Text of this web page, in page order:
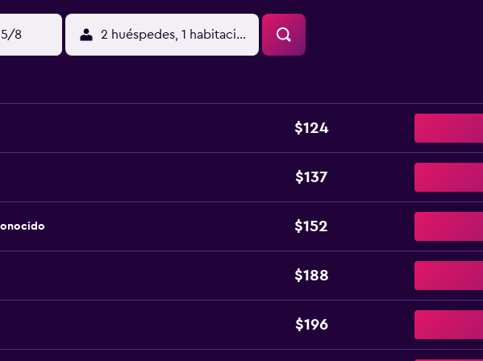
8 2 huéspedes, 1 habitación
$124
$137
$152
$188
$196